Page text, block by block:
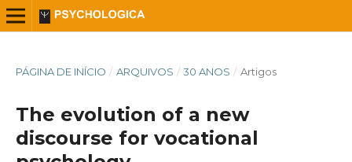
PÁGINA DE INÍCIO / ARQUIVOS / 30 ANOS / Artigos
The evolution of a new
discourse for vocational